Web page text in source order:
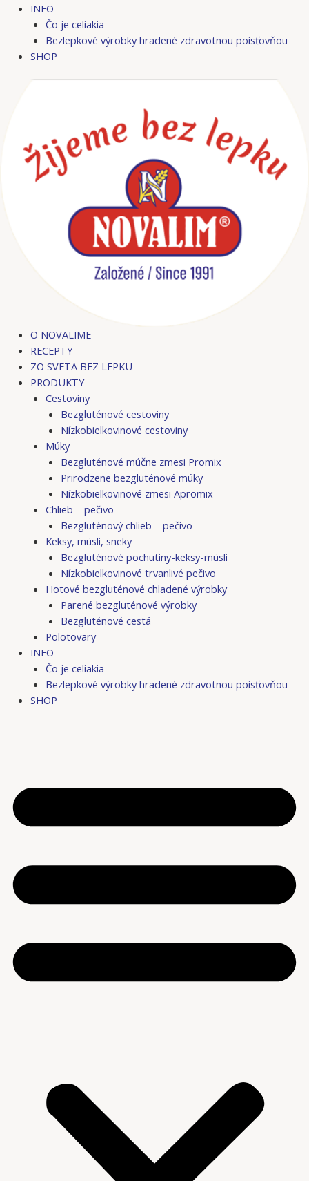
INFO
Čo je celiakia
Bezlepkové výrobky hradené zdravotnou poisťovňou
SHOP
O NOVALIME
RECEPTY
ZO SVETA BEZ LEPKU
PRODUKTY
Cestoviny
Bezgluténové cestoviny
Nízkobielkovinové cestoviny
Múky
Bezgluténové múčne zmesi Promix
Prirodzene bezgluténové múky
Nízkobielkovinové zmesi Apromix
Chlieb – pečivo
Bezgluténový chlieb – pečivo
Keksy, müsli, sneky
Bezgluténové pochutiny-keksy-müsli
Nízkobielkovinové trvanlivé pečivo
Hotové bezgluténové chladené výrobky
Parené bezgluténové výrobky
Bezgluténové cestá
Polotovary
INFO
Čo je celiakia
Bezlepkové výrobky hradené zdravotnou poisťovňou
SHOP